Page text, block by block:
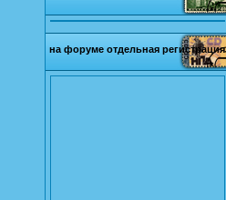
на форуме отдельная регистрация